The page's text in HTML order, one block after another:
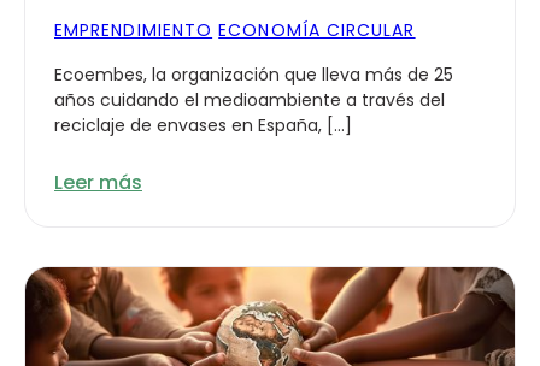
EMPRENDIMIENTO ECONOMÍA CIRCULAR
Ecoembes, la organización que lleva más de 25
años cuidando el medioambiente a través del
reciclaje de envases en España, […]
Leer más